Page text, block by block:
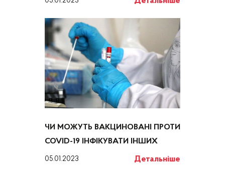
ЧИ МОЖУТЬ ВАКЦИНОВАНІ ПРОТИ
COVID-19 ІНФІКУВАТИ ІНШИХ
05.01.2023 Детальніше